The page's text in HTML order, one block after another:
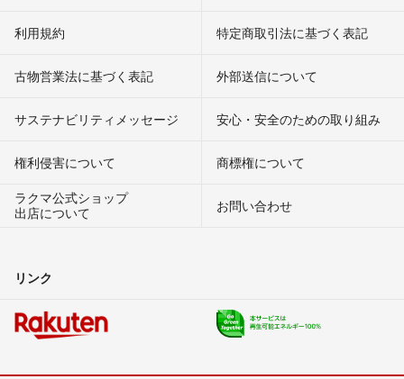
利用規約 特定商取引法に基づく表記
古物営業法に基づく表記 外部送信について
サステナビリティメッセージ 安心・安全のための取り組み
権利侵害について
商標権について
ラクマ公式ショップ
出店について
お問い合わせ
リンク